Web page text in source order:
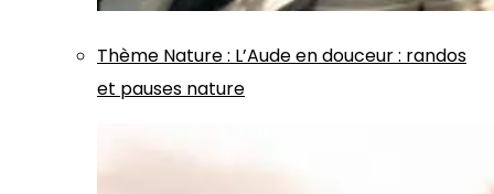
Thème Nature: L’Aude en douceur : randos
et pauses nature